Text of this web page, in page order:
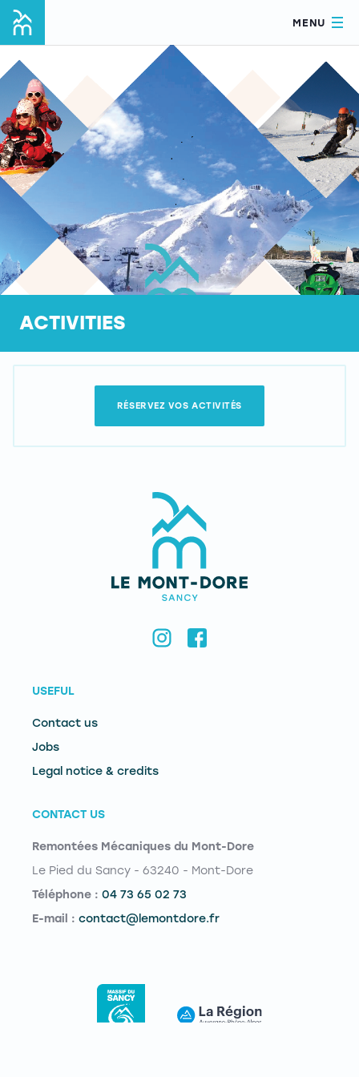
MENU
ACTIVITIES
RÉSERVEZ VOS ACTIVITÉS
USEFUL
Contact us
Jobs
Legal notice & credits
CONTACT US
Remontées Mécaniques du Mont-Dore
Le Pied du Sancy - 63240 - Mont-Dore
Téléphone : 04 73 65 02 73
E-mail : contact@lemontdore.fr